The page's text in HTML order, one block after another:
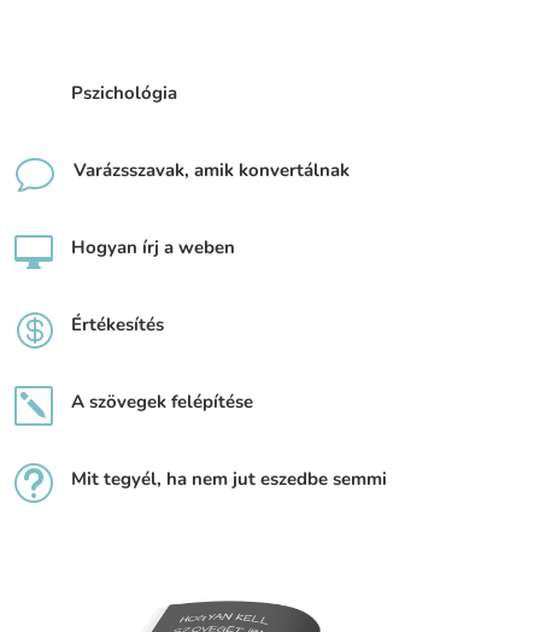
Pszichológia
v Varázsszavak, amik konvertálnak
 Hogyan írj a weben
 Értékesítés
k A szövegek felépítése
t Mit tegyél, ha nem jut eszedbe semmi